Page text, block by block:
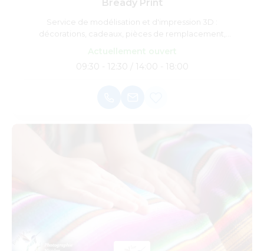
Bready Print
Service de modélisation et d'impression 3D :
décorations, cadeaux, pièces de remplacement,
09:30 - 12:30 / 14:00 - 18:00